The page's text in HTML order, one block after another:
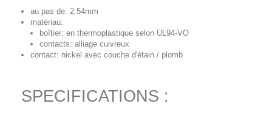
au pas de: 2.54mm
matériau:
boîtier: en thermoplastique selon UL94-VO
contacts: alliage cuivreux
contact: nickel avec couche d'étain / plomb
SPECIFICATIONS :